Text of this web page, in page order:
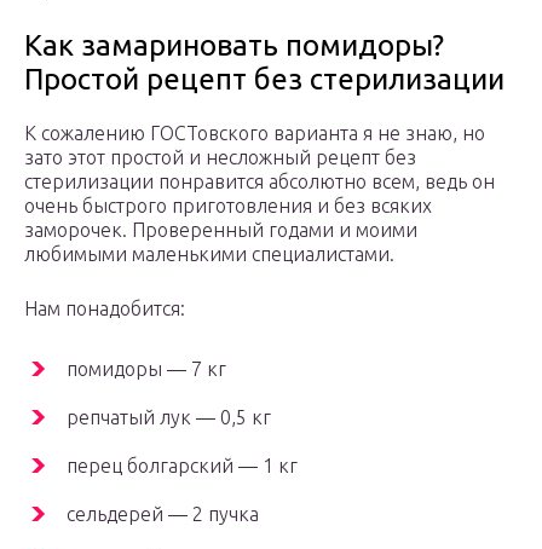
Как замариновать помидоры?
Простой рецепт без стерилизации
К сожалению ГОСТовского варианта я не знаю, но
зато этот простой и несложный рецепт без
стерилизации понравится абсолютно всем, ведь он
очень быстрого приготовления и без всяких
заморочек. Проверенный годами и моими
любимыми маленькими специалистами.
Нам понадобится:
помидоры — 7 кг
репчатый лук — 0,5 кг
перец болгарский — 1 кг
сельдерей — 2 пучка